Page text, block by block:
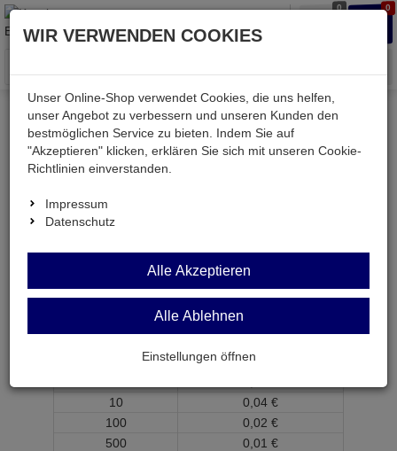
0 0
Menü
Weiter einkaufen Kessler electronic
passiv
Widerstände
K0805 18R
K0805 18R
SMD-Widerstand 18 Ohm 5% 0,125W BF 0805
ab Menge
Preis je Stück
10
0, 04 €
100
0, 02 €
500
0, 01 €
WIR VERWENDEN COOKIES
Unser Online-Shop verwendet Cookies, die uns helfen,
unser Angebot zu verbessern und unseren Kunden den
bestmöglichen Service zu bieten. Indem Sie auf
"Akzeptieren" klicken, erklären Sie sich mit unseren Cookie-
Richtlinien einverstanden.
Impressum
Datenschutz
Alle Akzeptieren
Alle Ablehnen
Einstellungen öffnen